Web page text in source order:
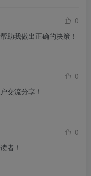
0
助我做出正确的决策！
0
交流分享！
0
者！